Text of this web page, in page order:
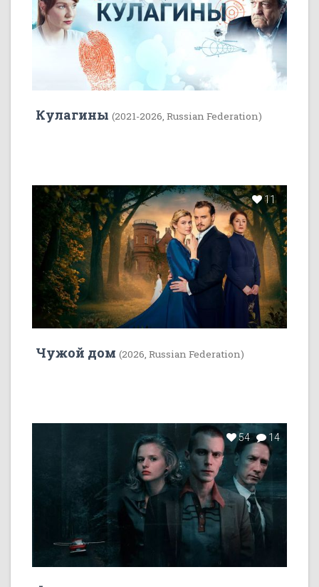
Кулагины (2021-2026, Russian Federation)
11
Чужой дом (2026, Russian Federation)
54 14